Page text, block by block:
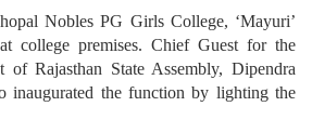
Nobles PG Girls College, ‘Mayuri’
college premises. Chief Guest for the
of Rajasthan State Assembly, Dipendra
inaugurated the function by lighting the